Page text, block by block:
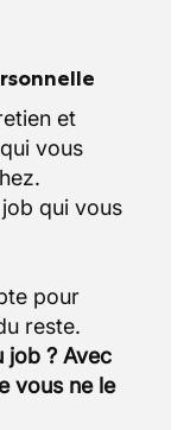
et
vous
qui vous
pour
job ? Avec
vous ne le